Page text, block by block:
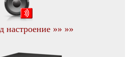
настроение »» »»